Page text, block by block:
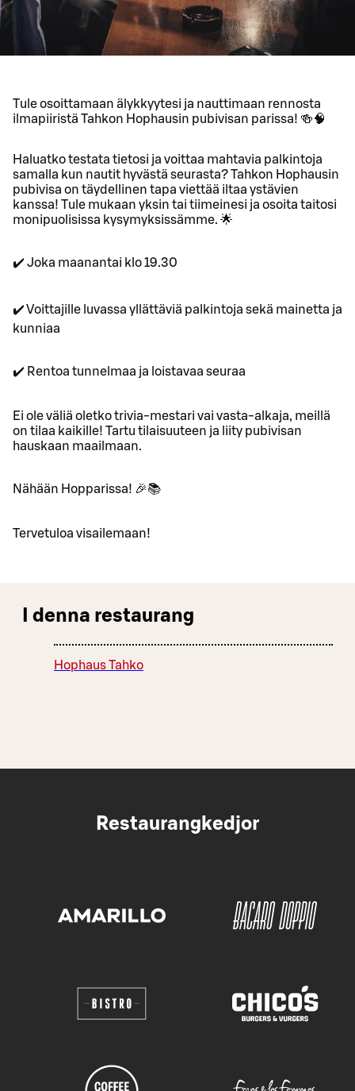
Tule osoittamaan älykkyytesi ja nauttimaan rennosta
ilmapiiristä Tahkon Hophausin pubivisan parissa! 🍻🧠
Haluatko testata tietosi ja voittaa mahtavia palkintoja
samalla kun nautit hyvästä seurasta? Tahkon Hophausin
pubivisa on täydellinen tapa viettää iltaa ystävien
kanssa! Tule mukaan yksin tai tiimeinesi ja osoita taitosi
monipuolisissa kysymyksissämme. 🌟
✔️ Joka maanantai klo 19.30
✔️ Voittajille luvassa yllättäviä palkintoja sekä mainetta ja
kunniaa
✔️ Rentoa tunnelmaa ja loistavaa seuraa
Ei ole väliä oletko trivia-mestari vai vasta-alkaja, meillä
on tilaa kaikille! Tartu tilaisuuteen ja liity pubivisan
hauskaan maailmaan.
Nähään Hopparissa! 🎉📚
Tervetuloa visailemaan!
I denna restaurang
Hophaus Tahko
Restaurangkedjor